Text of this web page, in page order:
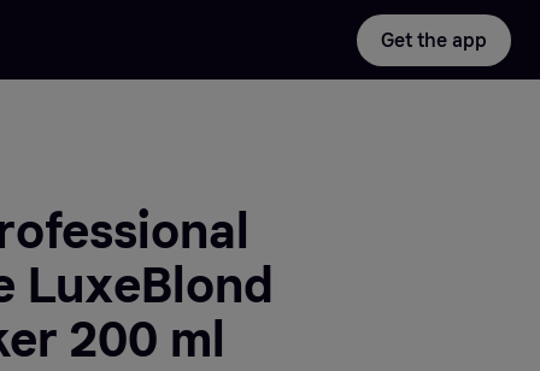
Get the app
LuxeBlond
200 ml